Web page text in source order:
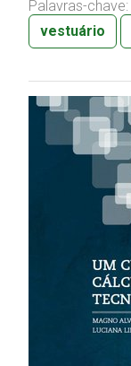
Palavras-chave:
vestuário